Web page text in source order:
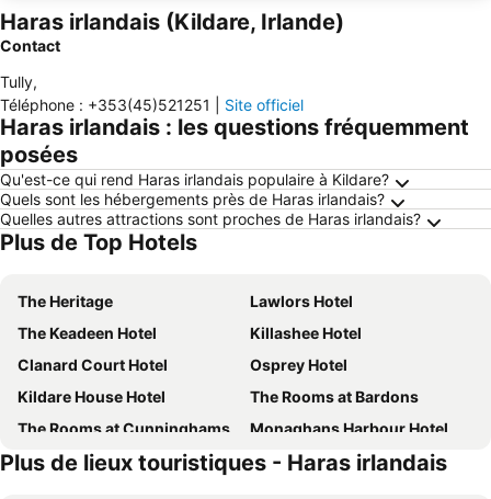
Haras irlandais (Kildare, Irlande)
Contact
Tully,
Téléphone : +353(45)521251 Site officiel
Haras irlandais : les questions fréquemment
posées
Qu'est-ce qui rend Haras irlandais populaire à Kildare?
Quels sont les hébergements près de Haras irlandais?
Quelles autres attractions sont proches de Haras irlandais?
Plus de Top Hotels
The Heritage
Lawlors Hotel
The Keadeen Hotel
Killashee Hotel
Clanard Court Hotel
Osprey Hotel
Kildare House Hotel
The Rooms at Bardons
The Rooms at Cunninghams
Monaghans Harbour Hotel
The Town House Hotel
Ballindrum Farm B&B
Plus de lieux touristiques - Haras irlandais